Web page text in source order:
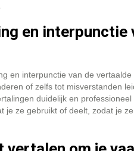
en interpunctie
en interpunctie van de
of zelfs tot misverstanden
duidelijk en
je ze gebruikt of deelt, zodat je